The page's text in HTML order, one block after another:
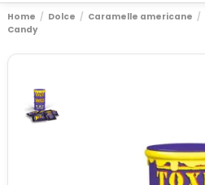
Home Dolce Caramelle americane
Candy